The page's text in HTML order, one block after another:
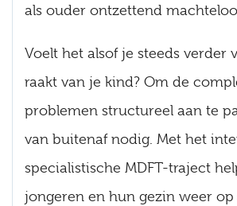
als ouder ontzettend
Voelt het alsof je steeds verder
raakt van je kind? Om de
problemen structureel aan te
van buitenaf nodig. Met het
specialistische MDFT-traject
jongeren en hun gezin weer op